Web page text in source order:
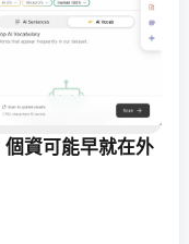
資可能早就在外